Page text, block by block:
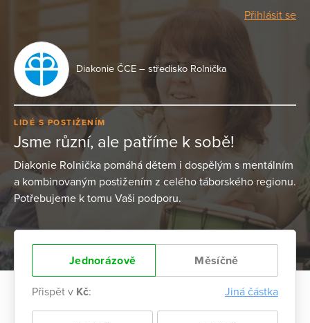
Přihlásit se
Diakonie ČCE – středisko Rolnička
LIDÉ S POSTIŽENÍM
Jsme různí, ale patříme k sobě!
Diakonie Rolnička pomáhá dětem i dospělým s mentálním
a kombinovaným postižením z celého táborského regionu.
Potřebujeme k tomu Vaši podporu.
Jednorázově Měsíčně
Přispět v Kč: Jiná částka